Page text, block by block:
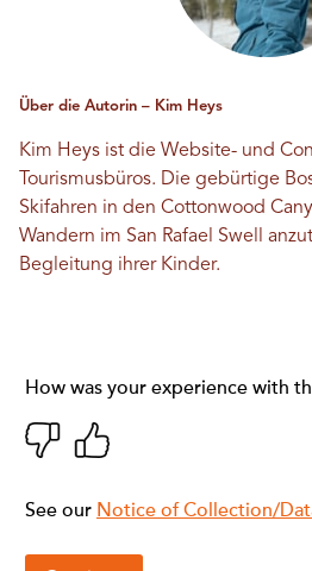
Über die Autorin – Kim Heys
Kim Heys ist die Website- und
Tourismusbüros. Die gebürtige
Skifahren in den Cottonwood
Wandern im San Rafael Swell
Begleitung ihrer Kinder.